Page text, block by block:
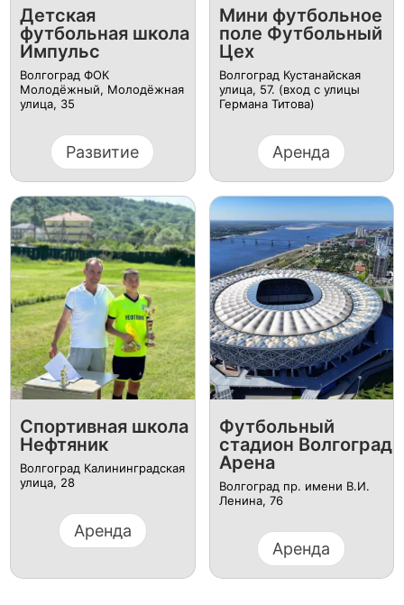
Детская
футбольная школа
Импульс
Волгоград ФОК
Молодёжный, Молодёжная
улица, 35
Развитие
Мини футбольное
поле Футбольный
Цех
Волгоград Кустанайская
улица, 57. (вход с улицы
Германа Титова)
Аренда
Спортивная школа
Нефтяник
Волгоград Калининградская
улица, 28
Аренда
Футбольный
стадион Волгоград
Арена
Волгоград пр. имени В.И.
Ленина, 76
Аренда